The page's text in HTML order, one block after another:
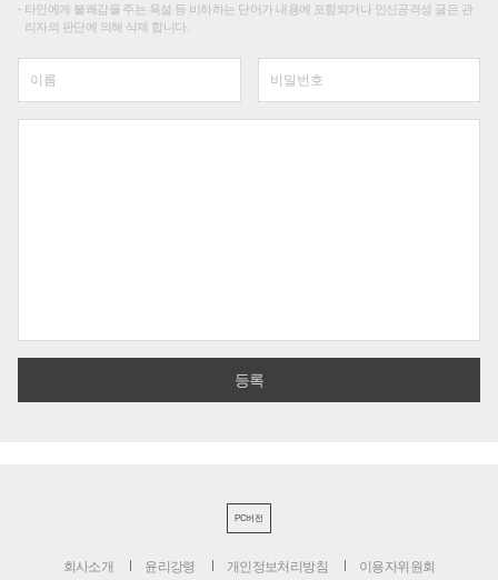
타인에게 불쾌감을 주는 욕설 등 비하하는 단어가 내용에 포함되거나 인신공격성 글은 관
리자의 판단에 의해 삭제 합니다.
PC버전
회사소개 윤리강령 개인정보처리방침 이용자위원회